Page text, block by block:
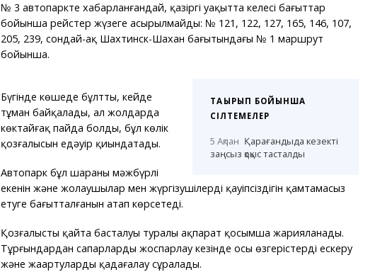
№ 3 автопаркте хабарланғандай, қазіргі уақытта келесі бағыттар
бойынша рейстер жүзеге асырылмайды: № 121, 122, 127, 165, 146, 107,
205, 239, сондай-ақ Шахтинск-Шахан бағытындағы № 1 маршрут
бойынша.
ТАҚЫРЫП БОЙЫНША
СІЛТЕМЕЛЕР
5 Ақпан Қарағандыда кезекті
заңсыз қоқыс тасталды
Бүгінде көшеде бұлтты, кейде
тұман байқалады, ал жолдарда
көктайғақ пайда болды, бұл көлік
қозғалысын едәуір қиындатады.
Автопарк бұл шараның мәжбүрлі
екенін және жолаушылар мен жүргізушілердің қауіпсіздігін қамтамасыз
етуге бағытталғанын атап көрсетеді.
Қозғалыстың қайта басталуы туралы ақпарат қосымша жарияланады.
Тұрғындардан сапарларды жоспарлау кезінде осы өзгерістерді ескеру
және жаңартуларды қадағалау сұралады.